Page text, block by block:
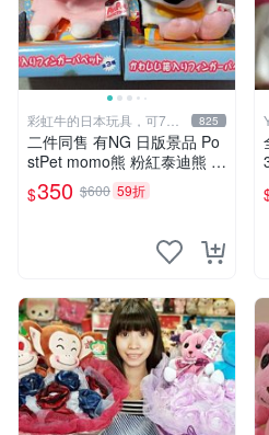
彩虹牛的日本玩具，可7取
付
825
二件同售 有NG 日版景品 Po
stPet momo熊 粉紅泰迪熊 妹
妹 comomo 企鵝 娃娃 布偶
手指頭 娃娃
$350 $600 59折